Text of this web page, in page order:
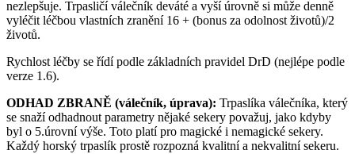
nezlepšuje. Trpasličí válečník deváté a vyší úrovně si může denně
vyléčit léčbou vlastních zranění 16 + (bonus za odolnost životů)/2
životů.
Rychlost léčby se řídí podle základních pravidel DrD (nejlépe podle
verze 1.6).
ODHAD ZBRANĚ (válečník, úprava): Trpaslíka válečníka, který
se snaží odhadnout parametry nějaké sekery považuj, jako kdyby
byl o 5.úrovní výše. Toto platí pro magické i nemagické sekery.
Každý horský trpaslík prostě rozpozná kvalitní a nekvalitní sekeru.